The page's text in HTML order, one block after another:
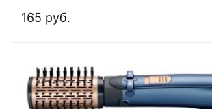
165 руб.